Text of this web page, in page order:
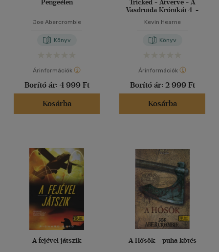
Pengeélen
Joe Abercrombie
Könyv
Árinformációk
Borító ár: 4 999 Ft
Kosárba
Tricked - Átverve - A
Vasdruida Krónikái 4. -
Kevin Hearne
Könyv
Árinformációk
Borító ár: 2 999 Ft
Kosárba
A fejével játszik A Hősök - puha kötés